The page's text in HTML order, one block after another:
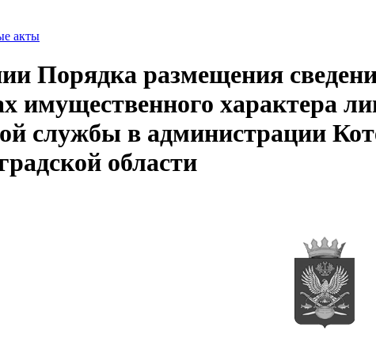
акты
Порядка размещения
имущественного характера
службы в администрации
области